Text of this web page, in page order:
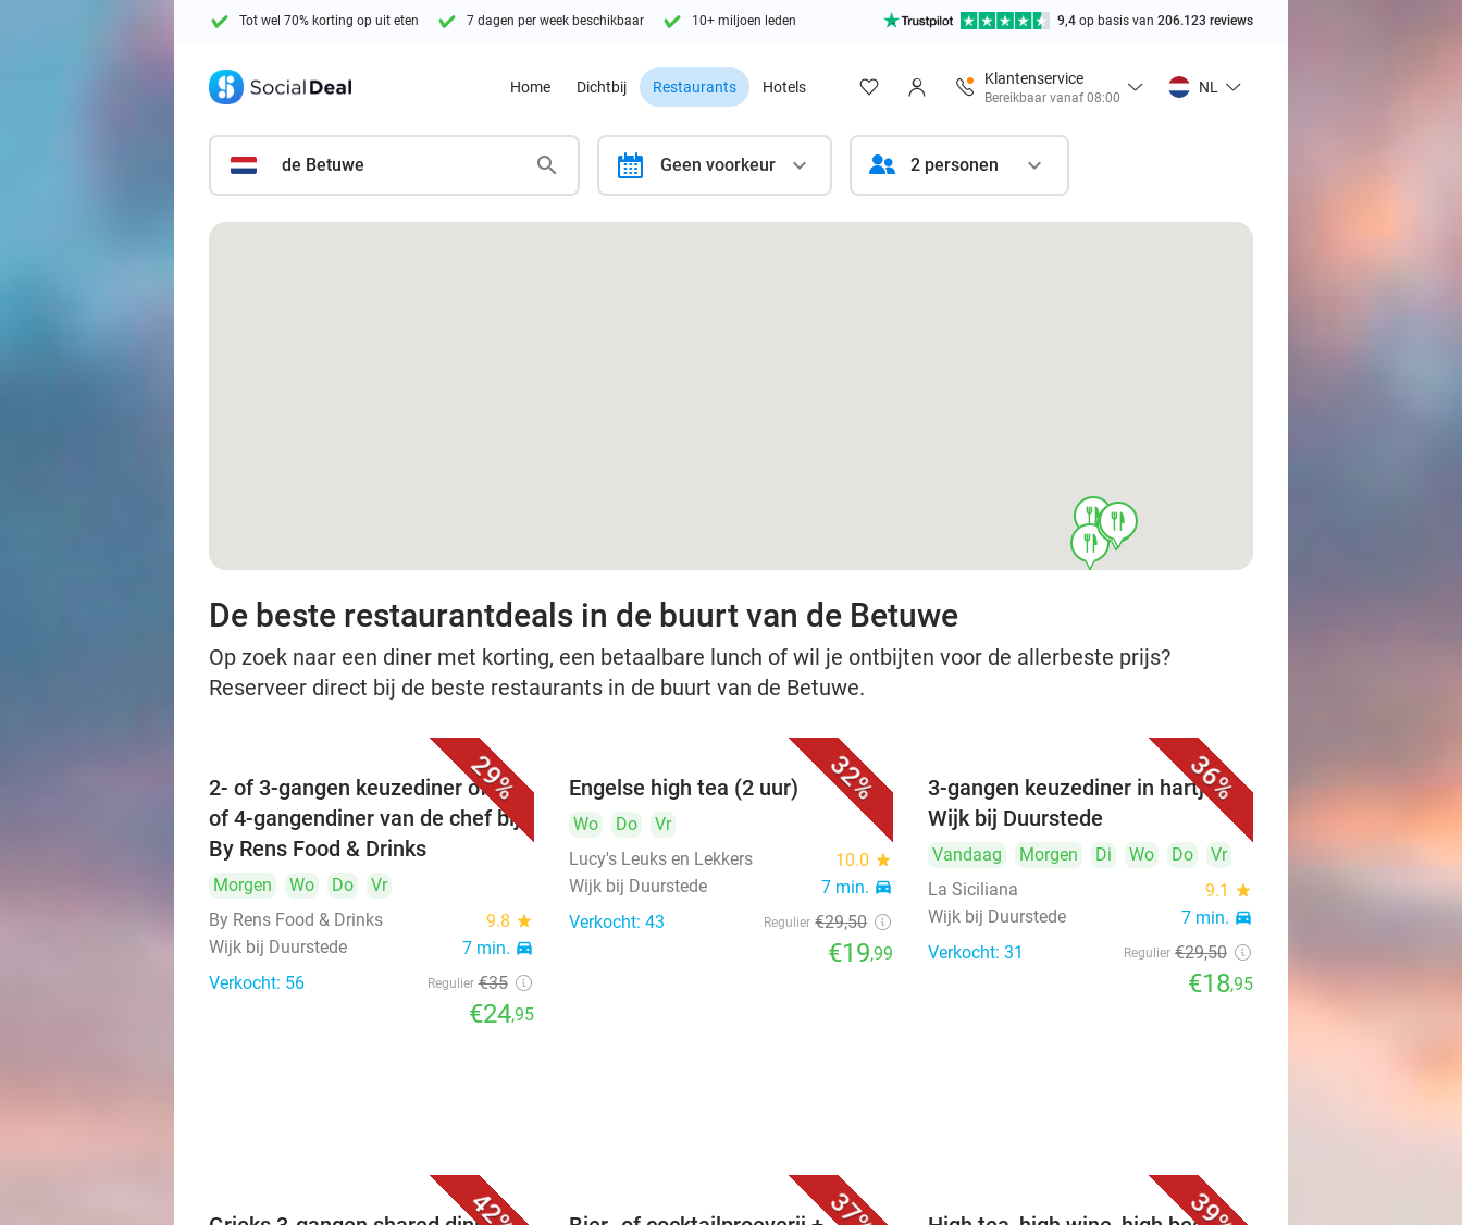
Tot wel 70% korting op uit eten 7 dagen per week beschikbaar 10+ miljoen leden 9,4 op basis van 206.123 reviews
Home Dichtbij Restaurants Hotels
Klantenservice
Bereikbaar vanaf 08:00
NL
de Betuwe calendar Geen voorkeur 2 personen
food
food
food
food
De beste restaurantdeals in de buurt van de Betuwe
Op zoek naar een diner met korting, een betaalbare lunch of wil je ontbijten voor de allerbeste prijs?
Reserveer direct bij de beste restaurants in de buurt van de Betuwe.
29%
2- of 3-gangen keuzediner óf 3-
of 4-gangendiner van de chef bij
By Rens Food & Drinks
Morgen Wo Do
Vr
By Rens Food & Drinks
9.8 star
Wijk bij Duurstede 7 min. directions_car
Verkocht: 56 Regulier €35
€24,95
32%
Engelse high tea (2 uur)
Wo Do
Vr
Lucy's Leuks en Lekkers
10.0 star
Wijk bij Duurstede 7 min. directions_car
Verkocht: 43 Regulier €29,50
€19,99
36%
3-gangen keuzediner in hartje
Wijk bij Duurstede
Vandaag Morgen Di Wo Do
Vr
La Siciliana
9.1 star
Wijk bij Duurstede 7 min. directions_car
Verkocht: 31 Regulier €29,50
€18,95